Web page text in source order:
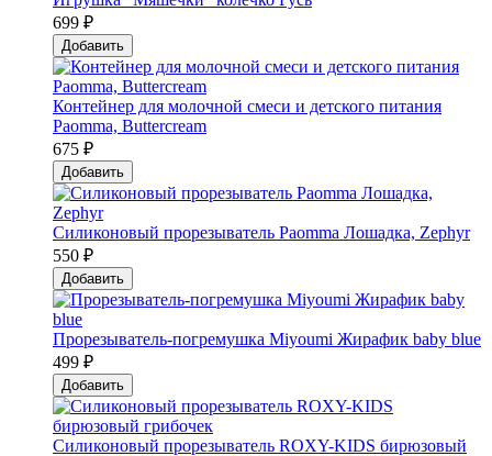
699 ₽
Добавить
Контейнер для молочной смеси и детского питания
Paomma, Buttercream
675 ₽
Добавить
Силиконовый прорезыватель Paomma Лошадка, Zephyr
550 ₽
Добавить
Прорезыватель-погремушка Мiyoumi Жирафик baby blue
499 ₽
Добавить
Силиконовый прорезыватель ROXY-KIDS бирюзовый